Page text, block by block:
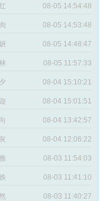
08-05 14:54:48
08-05 14:53:48
08-05 14:48:47
08-05 11:57:33
08-04 15:10:21
08-04 15:01:51
感
08-04 13:42:57
08-04 12:06:22
08-03 11:54:03
08-03 11:41:10
08-03 11:40:27